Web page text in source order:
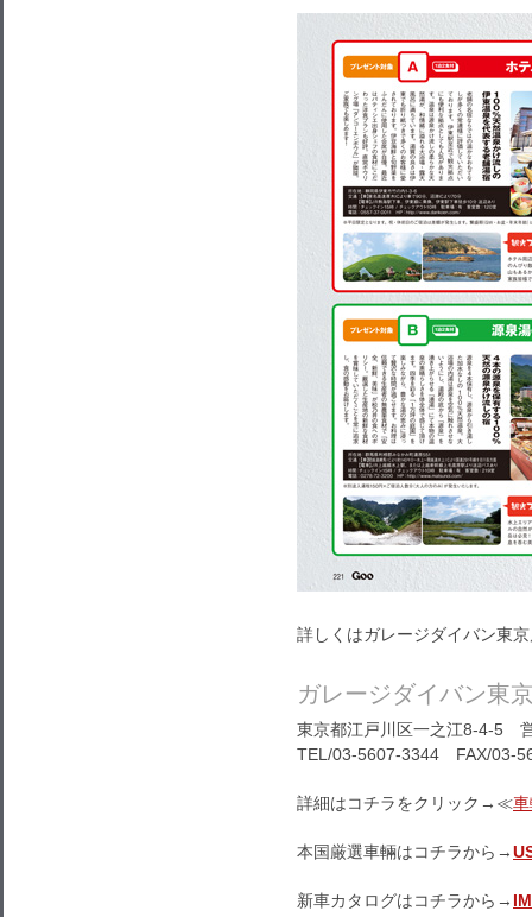
詳しくはガレージダイバン東
ガレージダイバン東
東京都江戸川区一之江8-4-5
TEL/03-5607-3344 FAX/03-
詳細はコチラをクリック→≪
本国厳選車輛はコチラから→
新車カタログはコチラから→